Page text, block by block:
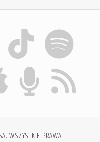
WSZYSTKIE PRAWA